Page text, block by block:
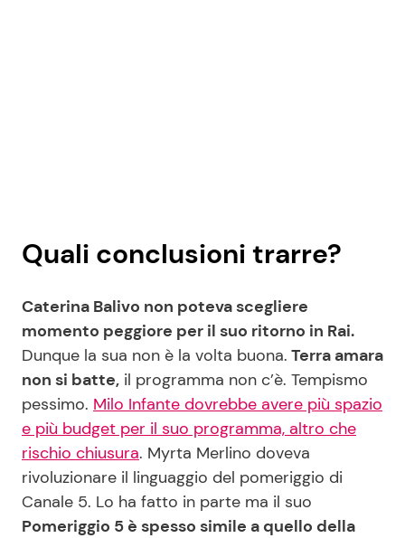
Quali conclusioni trarre?
Caterina Balivo non poteva scegliere
momento peggiore per il suo ritorno in Rai.
Dunque la sua non è la volta buona. Terra amara
non si batte, il programma non c’è. Tempismo
pessimo. Milo Infante dovrebbe avere più spazio
e più budget per il suo programma, altro che
rischio chiusura. Myrta Merlino doveva
rivoluzionare il linguaggio del pomeriggio di
Canale 5. Lo ha fatto in parte ma il suo
Pomeriggio 5 è spesso simile a quello della